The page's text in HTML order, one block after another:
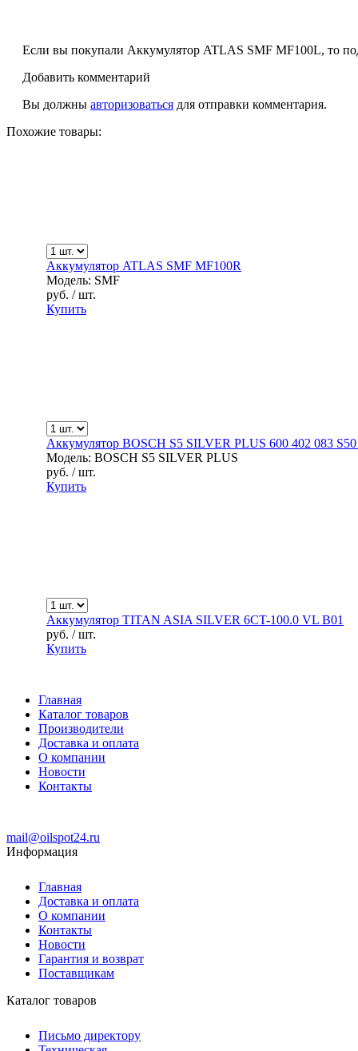
Если вы покупали Аккумулятор ATLAS SMF MF100L, то
Добавить комментарий
Вы должны авторизоваться для отправки комментария.
Похожие товары:
Аккумулятор ATLAS SMF MF100R
Модель: SMF
руб. / шт.
Купить
Аккумулятор BOSCH S5 SILVER PLUS 600 402 083
Модель: BOSCH S5 SILVER PLUS
руб. / шт.
Купить
Аккумулятор TITAN ASIA SILVER 6CT-100.0 VL B01
руб. / шт.
Купить
Главная
Каталог товаров
Производители
Доставка и оплата
О компании
Новости
Контакты
mail@oilspot24.ru
Информация
Главная
Доставка и оплата
О компании
Контакты
Новости
Гарантия и возврат
Поставщикам
Каталог товаров
Письмо директору